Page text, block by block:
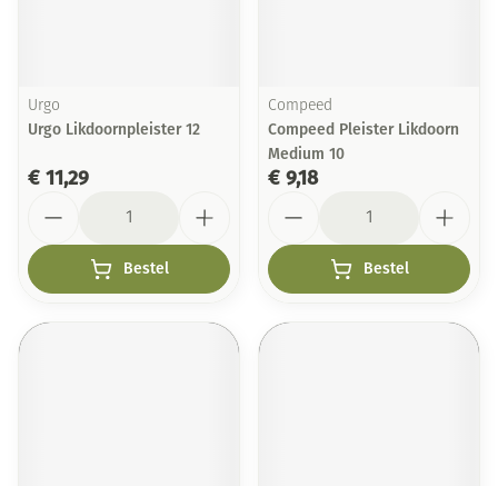
Urgo
Urgo Likdoornpleister 12
€ 11,29
Bestel
Compeed
Compeed Pleister Likdoorn
Medium 10
€ 9,18
Bestel